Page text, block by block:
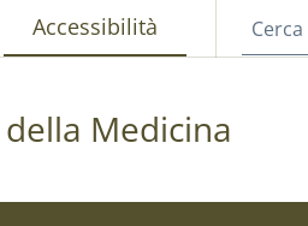
Accessibilità
Medicina